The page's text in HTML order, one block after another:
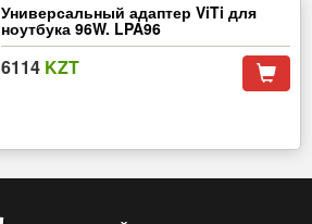
Универсальный адаптер ViTi для
ноутбука 96W. LPA96
6114 KZT